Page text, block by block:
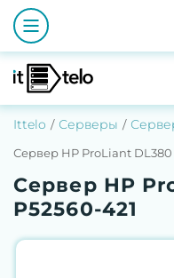
Ittelo Серверы
Сервер HP ProLiant DL380
Сервер HP
P52560-421